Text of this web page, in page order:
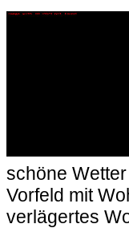
schöne
Vorfeld mit
verlägertes